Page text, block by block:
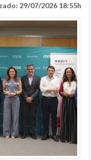
29/07/2026 18:55h